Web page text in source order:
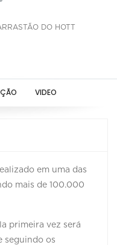
DO HOTT
VIDEO
em uma das
mais de 100.000
primeira vez será
seguindo os